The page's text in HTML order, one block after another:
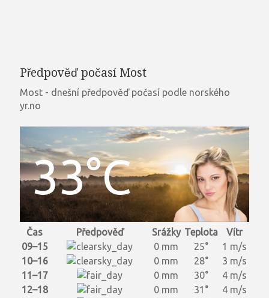
Předpověď počasí Most
Most - dnešní předpověď počasí podle norského
yr.no
33°C
Čas Předpověď Srážky Teplota
Vítr
09–15
0 mm 25°
1 m/s
10–16
0 mm 28°
3 m/s
11–17
0 mm 30°
4 m/s
12–18
0 mm 31°
4 m/s